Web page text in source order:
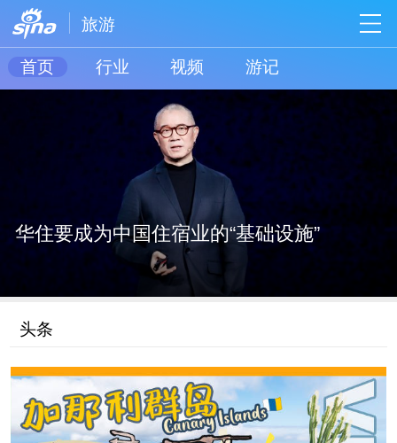
旅游
首页 行业 视频 游记
华住要成为中国住宿业的“基础设施”
头条